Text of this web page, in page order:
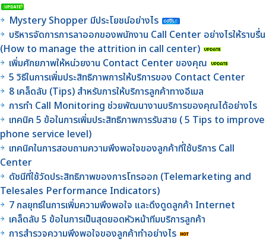
Mystery Shopper มีประโยชน์อย่างไร
บริหารจัดการการลาออกของพนักงาน Call Center อย่างไรให้ราบรื่น
(How to manage the attrition in call center)
เพิ่มศักยภาพให้หน่วยงาน Contact Center ของคุณ
5 วิธีในการเพิ่มประสิทธิภาพการให้บริการของ Contact Center
8 เคล็ดลับ (Tips) สำหรับการให้บริการลูกค้าทางอีเมล
การทำ Call Monitoring ช่วยพัฒนางานบริการของคุณได้อย่างไร
เทคนิค 5 ข้อในการเพิ่มประสิทธิภาพการรับสาย ( 5 Tips to improve
phone service level)
เทคนิคในการสอบถามความพึงพอใจของลูกค้าที่ใช้บริการ Call
Center
ดัชนีที่ใช้วัดประสิทธิภาพของการโทรออก (Telemarketing and
Telesales Performance Indicators)
7 กลยุทธ์ในการเพิ่มความพึงพอใจ และดึงดูดลูกค้า Internet
เคล็ดลับ 5 ข้อในการเป็นสุดยอดหัวหน้าทีมบริการลูกค้า
การสำรวจความพึงพอใจของลูกค้าทำอย่างไร